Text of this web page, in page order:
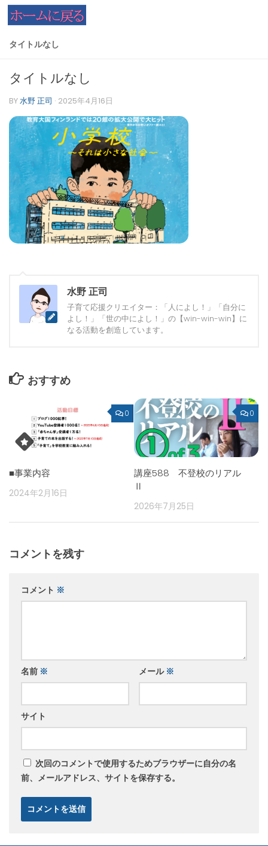
コンテンツへスキップ
タイトルなし
タイトルなし
BY水野 正司 · 2025年4月16日
水野 正司
子育て応援クリエイター：「人によし！」「自分に
よし！」「世の中によし！」の【win-win-win】に
なる活動を創造しています。
おすすめ
0
■事業内容
2024年2月16日
0
講座588 不登校のリアル
Ⅱ
2026年7月25日
コメントを残す
コメント ※
名前 ※ メール ※
サイト
次回のコメントで使用するためブラウザーに自分の名
前、メールアドレス、サイトを保存する。